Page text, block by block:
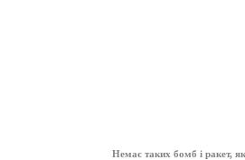
Немає таких бомб і ракет, які